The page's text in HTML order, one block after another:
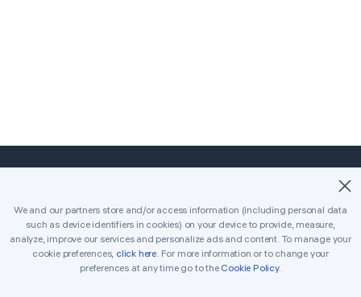
Início Clássico
Killer
Desafios diários
Torneio
Prémios
We and our partners store and/or access information (including personal data
such as device identifiers in cookies) on your device to provide, measure,
analyze, improve our services and personalize ads and content. To manage your
cookie preferences, click here. For more information or to change your
preferences at any time go to the Cookie Policy.